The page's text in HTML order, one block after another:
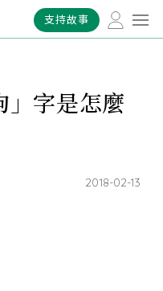
支持故事
」字是怎麼
2018-02-13